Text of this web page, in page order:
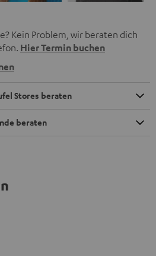
Kein Problem, wir beraten dich
Hier Termin buchen
Stores beraten
beraten